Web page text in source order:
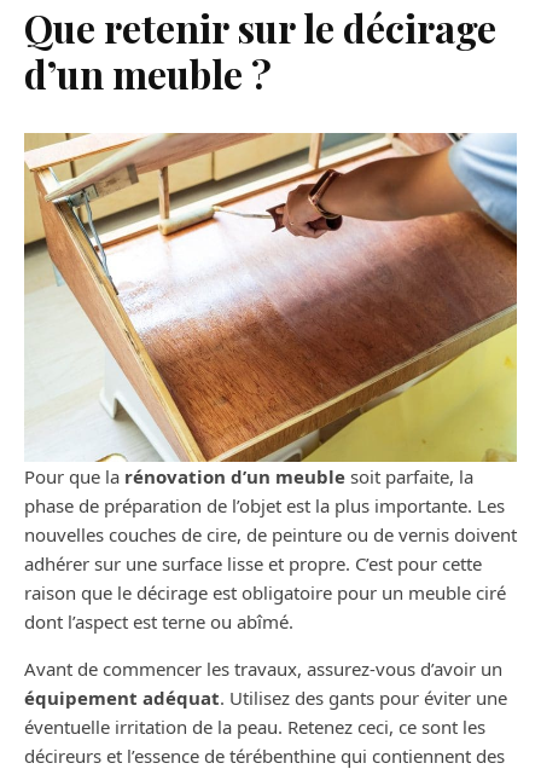
Que retenir sur le décirage
d’un meuble ?
Pour que la rénovation d’un meuble soit parfaite, la
phase de préparation de l’objet est la plus importante. Les
nouvelles couches de cire, de peinture ou de vernis doivent
adhérer sur une surface lisse et propre. C’est pour cette
raison que le décirage est obligatoire pour un meuble ciré
dont l’aspect est terne ou abîmé.
Avant de commencer les travaux, assurez-vous d’avoir un
équipement adéquat. Utilisez des gants pour éviter une
éventuelle irritation de la peau. Retenez ceci, ce sont les
décireurs et l’essence de térébenthine qui contiennent des